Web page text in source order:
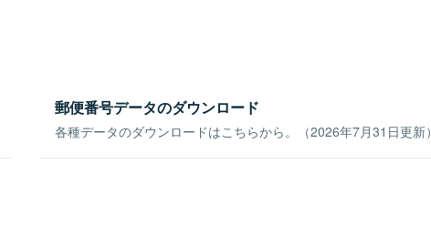
郵便番号データのダウンロード
各種データのダウンロードはこちらから。（2026年7月31日更新）